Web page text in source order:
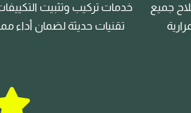
جميع
خدمات تركيب وتثبيت
تقنيات حديثة لضمان أداء